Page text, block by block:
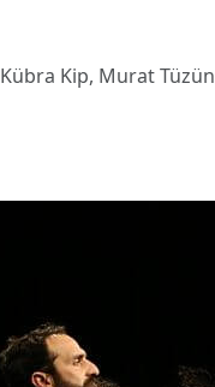
Kip, Murat Tüzün